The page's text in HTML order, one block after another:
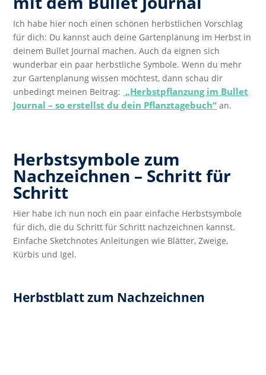
Ich habe hier noch einen schönen herbstlichen Vorschlag
für dich: Du kannst auch deine Gartenplanung im Herbst in
deinem Bullet Journal machen. Auch da eignen sich
wunderbar ein paar herbstliche Symbole. Wenn du mehr
zur Gartenplanung wissen möchtest, dann schau dir
unbedingt meinen Beitrag: „Herbstpflanzung im Bullet
Journal – so erstellst du dein Pflanztagebuch“ an.
Herbstsymbole zum
Nachzeichnen – Schritt für
Schritt
Hier habe ich nun noch ein paar einfache Herbstsymbole
für dich, die du Schritt für Schritt nachzeichnen kannst.
Einfache Sketchnotes Anleitungen wie Blätter, Zweige,
Kürbis und Igel.
Herbstblatt zum Nachzeichnen